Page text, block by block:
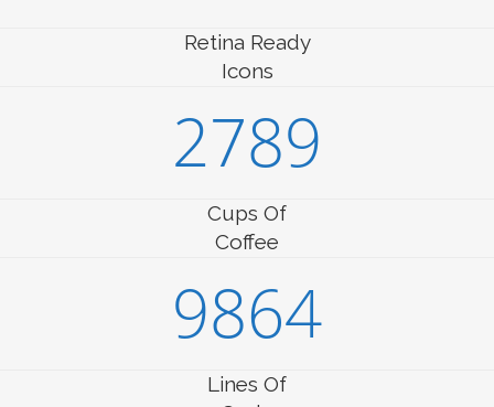
Retina Ready
Icons
2789
Cups Of
Coffee
9864
Lines Of